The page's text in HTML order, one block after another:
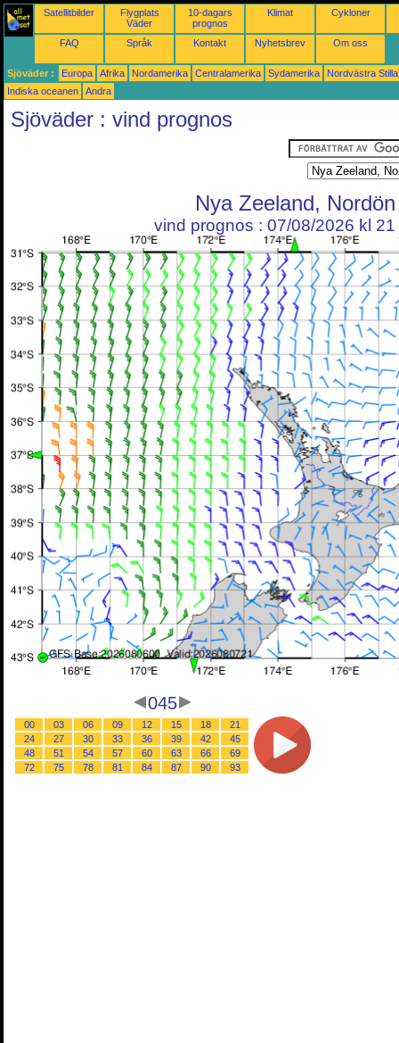
Satellitbilder
Flygplats
Väder
10-dagars
prognos
Klimat Cykloner
FAQ Språk Kontakt Nyhetsbrev Om oss
Sjöväder : Europa Afrika Nordamerika Centralamerika Sydamerika
Nordvästra
Indiska oceanen
Andra
Sjöväder : vind prognos
Nya Zeeland, Nordön
vind prognos : 07/08/2026 kl
045
00 03 06 09 12 15 18
21
24
27 30 33 36 39 42
45
48
51 54 57 60 63 66
69
72
75 78 81 84 87 90 93